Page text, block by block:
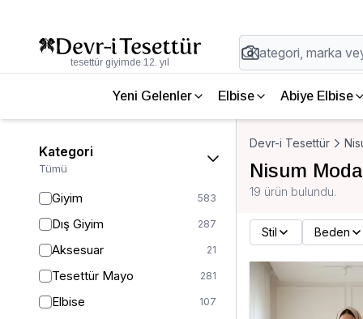
tesettür giyimde 12. yıl
Yeni Gelenler Elbise Abiye Elbise
Kategori
Tümü
Giyim 583
Dış Giyim 287
Aksesuar 21
Tesettür Mayo 281
Elbise 107
Devr-i Tesettür
Nisum
19 ürün bulundu.
Stil Beden